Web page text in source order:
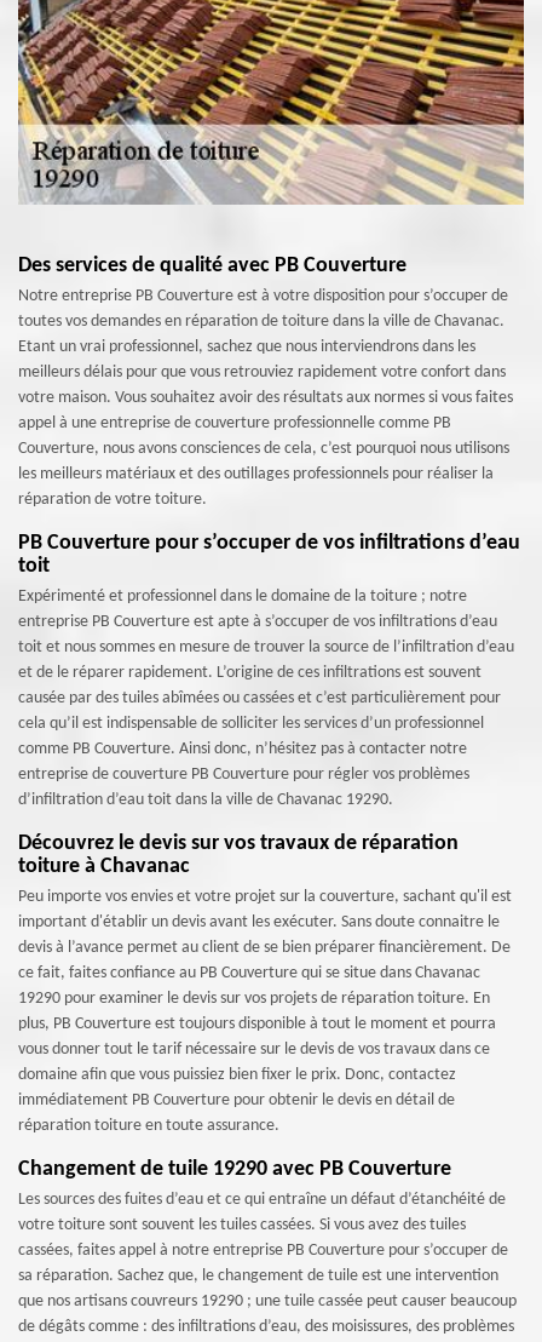
Des services de qualité avec PB Couverture
Notre entreprise PB Couverture est à votre disposition pour s’occuper de
toutes vos demandes en réparation de toiture dans la ville de Chavanac.
Etant un vrai professionnel, sachez que nous interviendrons dans les
meilleurs délais pour que vous retrouviez rapidement votre confort dans
votre maison. Vous souhaitez avoir des résultats aux normes si vous faites
appel à une entreprise de couverture professionnelle comme PB
Couverture, nous avons consciences de cela, c’est pourquoi nous utilisons
les meilleurs matériaux et des outillages professionnels pour réaliser la
réparation de votre toiture.
PB Couverture pour s’occuper de vos infiltrations d’eau
toit
Expérimenté et professionnel dans le domaine de la toiture ; notre
entreprise PB Couverture est apte à s’occuper de vos infiltrations d’eau
toit et nous sommes en mesure de trouver la source de l’infiltration d’eau
et de le réparer rapidement. L’origine de ces infiltrations est souvent
causée par des tuiles abîmées ou cassées et c’est particulièrement pour
cela qu’il est indispensable de solliciter les services d’un professionnel
comme PB Couverture. Ainsi donc, n’hésitez pas à contacter notre
entreprise de couverture PB Couverture pour régler vos problèmes
d’infiltration d’eau toit dans la ville de Chavanac 19290.
Découvrez le devis sur vos travaux de réparation
toiture à Chavanac
Peu importe vos envies et votre projet sur la couverture, sachant qu'il est
important d'établir un devis avant les exécuter. Sans doute connaitre le
devis à l’avance permet au client de se bien préparer financièrement. De
ce fait, faites confiance au PB Couverture qui se situe dans Chavanac
19290 pour examiner le devis sur vos projets de réparation toiture. En
plus, PB Couverture est toujours disponible à tout le moment et pourra
vous donner tout le tarif nécessaire sur le devis de vos travaux dans ce
domaine afin que vous puissiez bien fixer le prix. Donc, contactez
immédiatement PB Couverture pour obtenir le devis en détail de
réparation toiture en toute assurance.
Changement de tuile 19290 avec PB Couverture
Les sources des fuites d’eau et ce qui entraîne un défaut d’étanchéité de
votre toiture sont souvent les tuiles cassées. Si vous avez des tuiles
cassées, faites appel à notre entreprise PB Couverture pour s’occuper de
sa réparation. Sachez que, le changement de tuile est une intervention
que nos artisans couvreurs 19290 ; une tuile cassée peut causer beaucoup
de dégâts comme : des infiltrations d’eau, des moisissures, des problèmes